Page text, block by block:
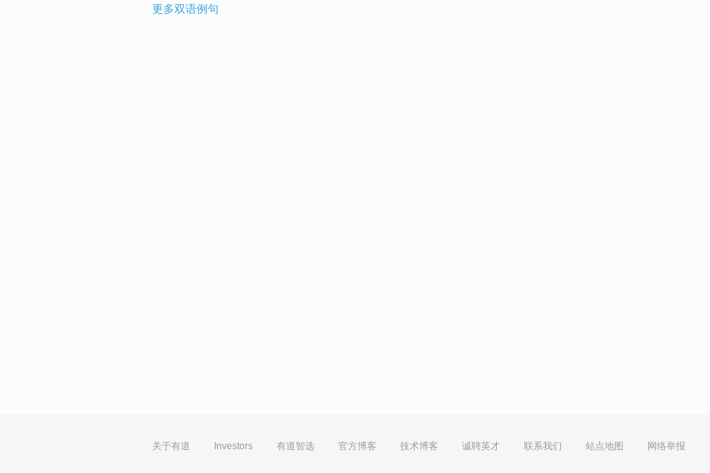
更多双语例句
关于有道 Investors 有道智选 官方博客 技术博客 诚聘英才 联系我们 站点地图 网络举报